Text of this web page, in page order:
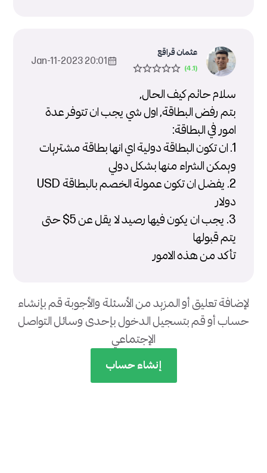
عثمان قراقع
20:01 2023-Jan-11
سلام حاتم كيف الحال,
بتم رفض البطاقة, اول شي يجب ان تتوفر عدة
امور في البطاقة:
1. ان تكون البطاقة دولية اي انها بطاقة مشتريات
ويمكن الشراء منها بشكل دولي
2. يفضل ان تكون عمولة الخصم بالبطاقة USD
دولار
3. يجب ان يكون فيها رصيد لا يقل عن 5$ حتى
يتم قبولها
تأكد من هذه الامور
لإضافة تعليق أو المزيد من الأسئلة والأجوبة قم بإنشاء
حساب أو قم بتسجيل الدخول بإحدى وسائل التواصل
الإجتماعي
إنشاء حساب